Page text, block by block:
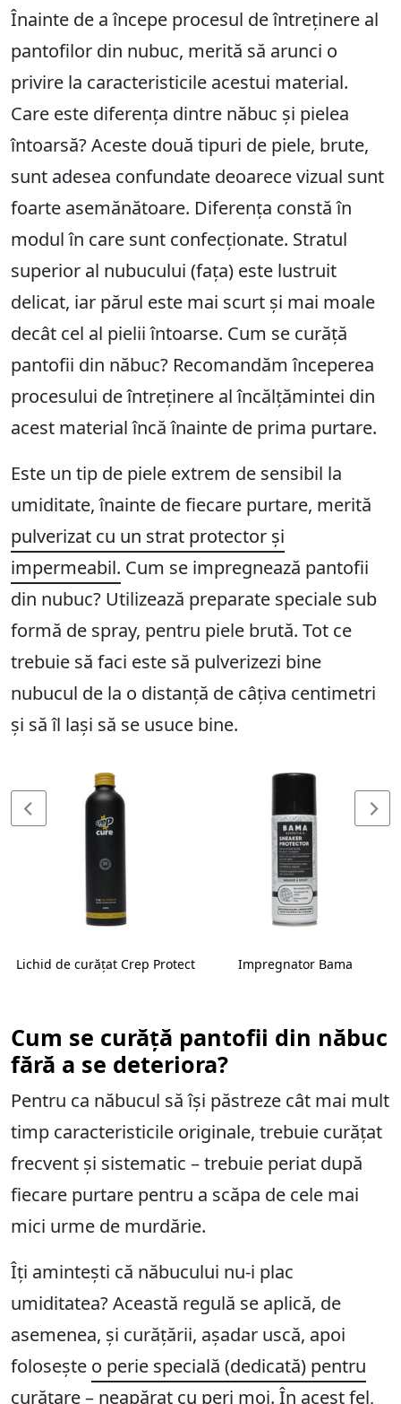
Înainte de a începe procesul de întreținere al
pantofilor din nubuc, merită să arunci o
privire la caracteristicile acestui material.
Care este diferența dintre năbuc și pielea
întoarsă? Aceste două tipuri de piele, brute,
sunt adesea confundate deoarece vizual sunt
foarte asemănătoare. Diferența constă în
modul în care sunt confecționate. Stratul
superior al nubucului (fața) este lustruit
delicat, iar părul este mai scurt și mai moale
decât cel al pielii întoarse. Cum se curăță
pantofii din năbuc? Recomandăm începerea
procesului de întreținere al încălțămintei din
acest material încă înainte de prima purtare.
Este un tip de piele extrem de sensibil la
umiditate, înainte de fiecare purtare, merită
pulverizat cu un strat protector și
impermeabil. Cum se impregnează pantofii
din nubuc? Utilizează preparate speciale sub
formă de spray, pentru piele brută. Tot ce
trebuie să faci este să pulverizezi bine
nubucul de la o distanță de câțiva centimetri
și să îl lași să se usuce bine.
Lichid de curățat Crep Protect Impregnator Bama
Cum se curăță pantofii din năbuc
fără a se deteriora?
Pentru ca năbucul să își păstreze cât mai mult
timp caracteristicile originale, trebuie curățat
frecvent și sistematic – trebuie periat după
fiecare purtare pentru a scăpa de cele mai
mici urme de murdărie.
Îți amintești că năbucului nu-i plac
umiditatea? Această regulă se aplică, de
asemenea, și curățării, așadar uscă, apoi
folosește o perie specială (dedicată) pentru
curățare – neapărat cu peri moi. În acest fel,